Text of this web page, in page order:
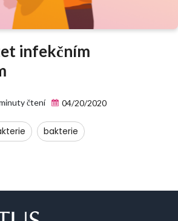
infekčním
čtení 04/20/2020
bakterie